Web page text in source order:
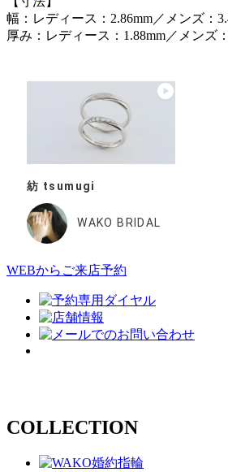
幅：レディース：2.86mm／メンズ：
厚み：レディース：1.88mm／メンズ
紡 tsumugi
WAKO BRIDAL
WEBからご来店予約
COLLECTION